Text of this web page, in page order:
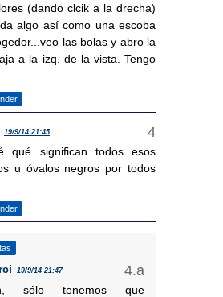
(dando clcik a la drecha)
algo así como una escoba
las bolas y abro la
a la izq. de la vista. Tengo
19/9/14 21:45
qué significan todos esos
u óvalos negros por todos
19/9/14 21:47
sólo tenemos que